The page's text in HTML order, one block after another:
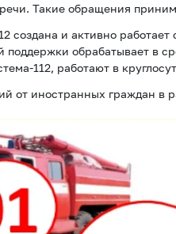
Такие обращения
создана и активно
поддержки обрабатывает в
112, работают в
от иностранных граждан в